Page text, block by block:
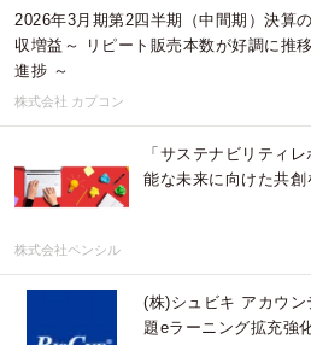
2026年3月期第2四半期（中間期）決算
収増益～ リピート販売本数が好調に推
進捗 ～
株式会社 カプコン
「サステナビリティ
能な未来に向けた共創
株式会社ペンシル
(株)シュビキ アカウ
題eラーニング拡充強